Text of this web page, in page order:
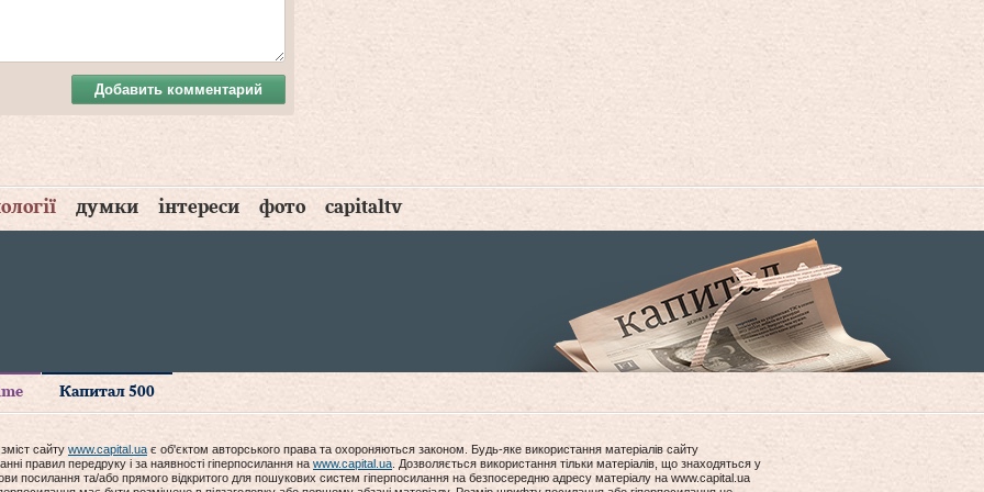
Добавить комментарий
думки інтереси фото capitaltv
Капитал 500
сайту www.capital.ua є об'єктом авторського права та охороняються законом. Будь-яке використання матеріалів сайту
правил передруку і за наявності гіперпосилання на www.capital.ua . Дозволяється використання тільки матеріалів, що знаходяться у
посилання та/або прямого відкритого для пошукових систем гіперпосилання на безпосередню адресу матеріалу на www.capital.ua